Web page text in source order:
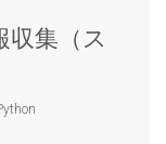
収集（ス